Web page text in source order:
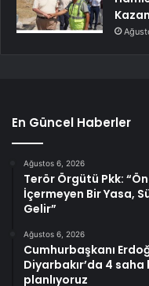
En Güncel Haberler
Ağustos 6, 2026
Terör Örgütü Pkk:
İçermeyen Bir Yasa,
Gelir”
Ağustos 6, 2026
Cumhurbaşkanı
Diyarbakır’da 4
planlıyoruz